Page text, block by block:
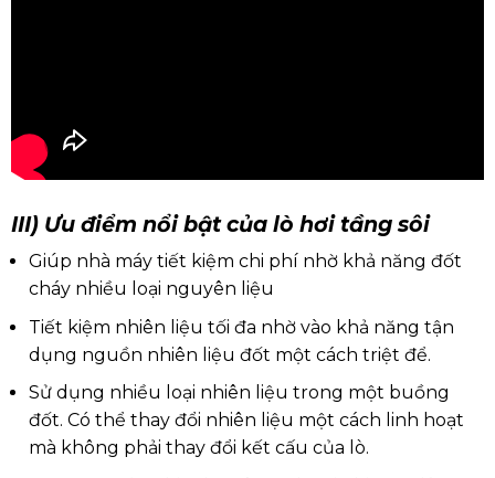
III) Ưu điểm nổi bật của lò hơi tầng sôi
Giúp nhà máy tiết kiệm chi phí nhờ khả năng đốt
cháy nhiều loại nguyên liệu
Tiết kiệm nhiên liệu tối đa nhờ vào khả năng tận
dụng nguồn nhiên liệu đốt một cách triệt để.
Sử dụng nhiều loại nhiên liệu trong một buồng
đốt. Có thể thay đổi nhiên liệu một cách linh hoạt
mà không phải thay đổi kết cấu của lò.